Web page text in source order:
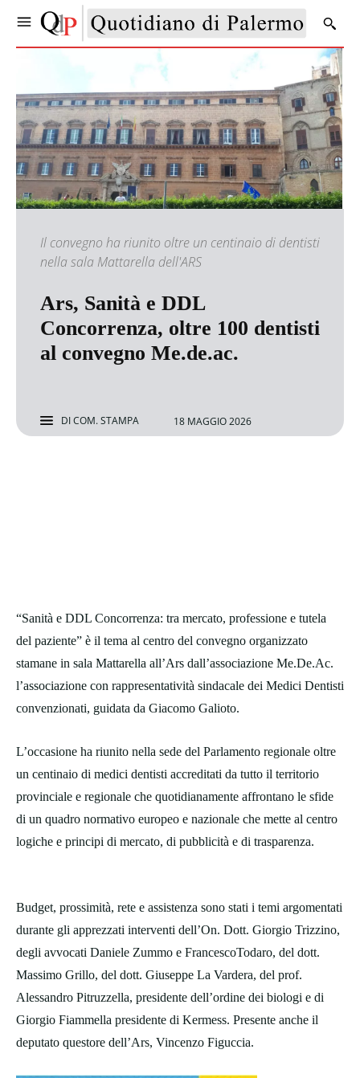
Il convegno ha riunito oltre un centinaio di dentisti
nella sala Mattarella dell'ARS
Ars, Sanità e DDL
Concorrenza, oltre 100 dentisti
al convegno Me.de.ac.
DICOM. STAMPA 18 MAGGIO 2026
“Sanità e DDL Concorrenza: tra mercato, professione e tutela
del paziente” è il tema al centro del convegno organizzato
stamane in sala Mattarella all’Ars dall’associazione Me.De.Ac.
l’associazione con rappresentatività sindacale dei Medici Dentisti
convenzionati, guidata da Giacomo Galioto.
L’occasione ha riunito nella sede del Parlamento regionale oltre
un centinaio di medici dentisti accreditati da tutto il territorio
provinciale e regionale che quotidianamente affrontano le sfide
di un quadro normativo europeo e nazionale che mette al centro
logiche e principi di mercato, di pubblicità e di trasparenza.
Budget, prossimità, rete e assistenza sono stati i temi argomentati
durante gli apprezzati interventi dell’On. Dott. Giorgio Trizzino,
degli avvocati Daniele Zummo e FrancescoTodaro, del dott.
Massimo Grillo, del dott. Giuseppe La Vardera, del prof.
Alessandro Pitruzzella, presidente dell’ordine dei biologi e di
Giorgio Fiammella presidente di Kermess. Presente anche il
deputato questore dell’Ars, Vincenzo Figuccia.